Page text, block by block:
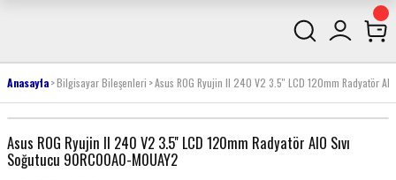
Anasayfa Bilgisayar Bileşenleri Asus ROG Ryujin II 240 V2 3.5'' LCD 120mm Radyatör
Asus ROG Ryujin II 240 V2 3.5'' LCD 120mm Radyatör AIO Sıvı
Soğutucu 90RC00A0-M0UAY2